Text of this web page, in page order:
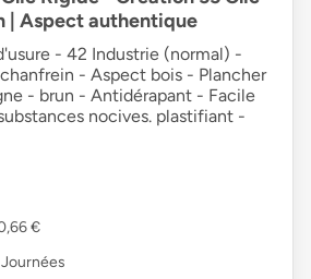
| Aspect authentique
- 42 Industrie (normal) -
- Aspect bois - Plancher
- brun - Antidérapant - Facile
nocives. plastifiant -
€
Journées